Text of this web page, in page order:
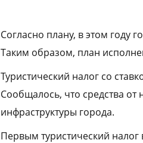
Согласно плану, в этом году
Таким образом, план
Туристический налог со
Сообщалось, что средства от
инфраструктуры города.
Первым туристический налог